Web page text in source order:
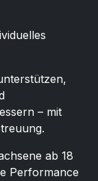
– mit
ab 18
Performance